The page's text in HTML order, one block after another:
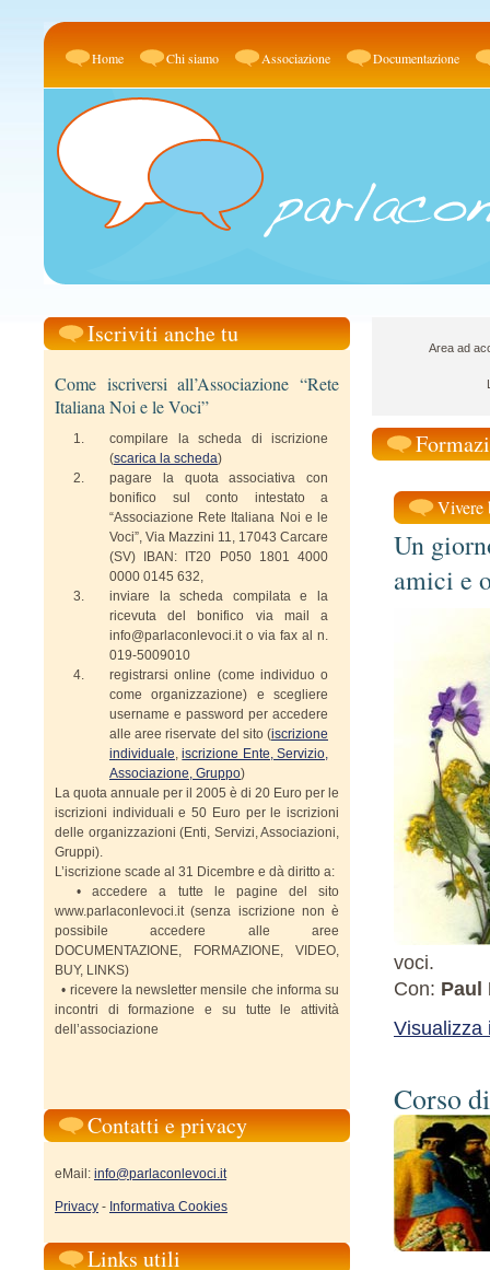
Home Chi siamo Associazione Documentazione
Area ad
Vivere
Un
amici e
voci.
Con: Paul
Visualizza
Corso
Iscriviti anche tu
Come iscriversi all’Associazione “Rete
Italiana Noi e le Voci”
compilare la scheda di iscrizione
(scarica la scheda)
pagare la quota associativa con
bonifico sul conto intestato a
“Associazione Rete Italiana Noi e le
Voci”, Via Mazzini 11, 17043 Carcare
(SV) IBAN: IT20 P050 1801 4000
0000 0145 632,
inviare la scheda compilata e la
ricevuta del bonifico via mail a
info@parlaconlevoci.it o via fax al n.
019-5009010
registrarsi online (come individuo o
come organizzazione) e scegliere
username e password per accedere
alle aree riservate del sito (iscrizione
individuale,iscrizione Ente, Servizio,
Associazione, Gruppo)
La quota annuale per il 2005 è di 20 Euro per le
iscrizioni individuali e 50 Euro per le iscrizioni
delle organizzazioni (Enti, Servizi, Associazioni,
Gruppi).
L’iscrizione scade al 31 Dicembre e dà diritto a:
• accedere a tutte le pagine del sito
www.parlaconlevoci.it (senza iscrizione non è
possibile accedere alle aree
DOCUMENTAZIONE, FORMAZIONE, VIDEO,
BUY, LINKS)
• ricevere la newsletter mensile che informa su
incontri di formazione e su tutte le attività
dell’associazione
Contatti e privacy
eMail: info@parlaconlevoci.it
Privacy - Informativa Cookies
Links utili